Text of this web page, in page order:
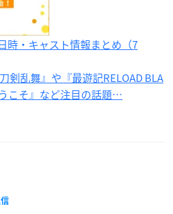
・キャスト情報まとめ（7
剣乱舞』や『最遊記RELOAD BLA
こそ』など注目の話題…